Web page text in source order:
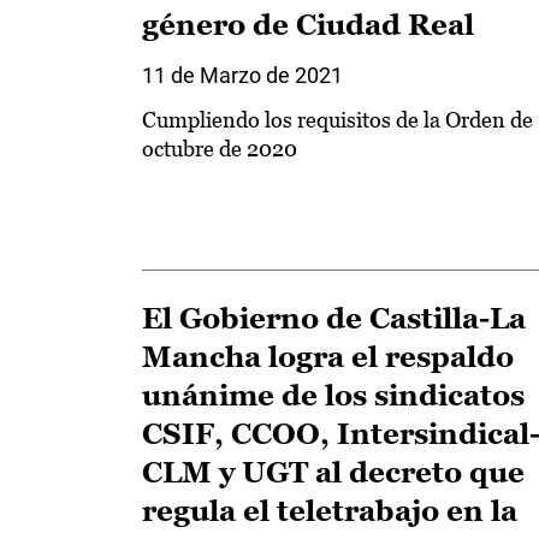
género de Ciudad Real
11 de Marzo de 2021
Cumpliendo los requisitos de la Orden de
octubre de 2020
El Gobierno de Castilla-La
Mancha logra el respaldo
unánime de los sindicatos
CSIF, CCOO, Intersindical-
CLM y UGT al decreto que
regula el teletrabajo en la